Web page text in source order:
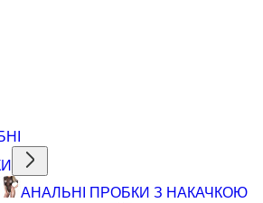
АНАЛЬНІ ПРОБКИ З НАКАЧКОЮ